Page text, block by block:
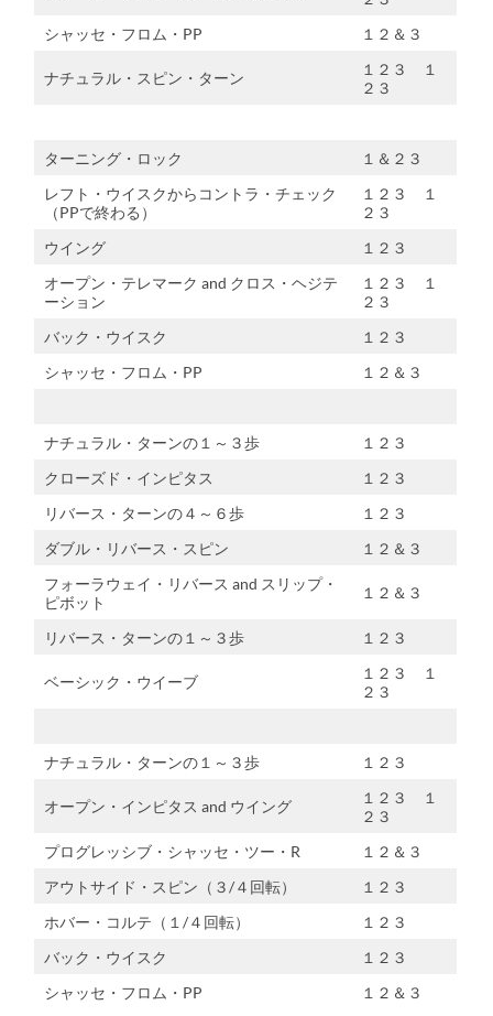
シャッセ・フロム・PP
１２＆３
ナチュラル・スピン・ターン
１２３ １
２３
ターニング・ロック
１＆２３
レフト・ウイスクからコントラ・チェック
（PPで終わる）
１２３ １
２３
ウイング
１２３
オープン・テレマーク and クロス・ヘジテ
ーション
１２３ １
２３
バック・ウイスク
１２３
シャッセ・フロム・PP
１２＆３
ナチュラル・ターンの１～３歩
１２３
クローズド・インピタス
１２３
リバース・ターンの４～６歩
１２３
ダブル・リバース・スピン
１２＆３
フォーラウェイ・リバース and スリップ・
ピボット
１２＆３
リバース・ターンの１～３歩 １２３
ベーシック・ウイーブ
１２３ １
２３
ナチュラル・ターンの１～３歩 １２３
オープン・インピタス and ウイング
１２３ １
２３
プログレッシブ・シャッセ・ツー・R
１２＆３
アウトサイド・スピン（３/４回転）
１２３
ホバー・コルテ（１/４回転）
１２３
バック・ウイスク
１２３
シャッセ・フロム・PP
１２＆３